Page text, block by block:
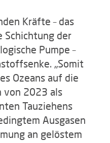
Kräfte – das
Schichtung der
Pumpe –
„Somit
Ozeans auf die
von 2023 als
Tauziehens
Ausgasen
an gelöstem